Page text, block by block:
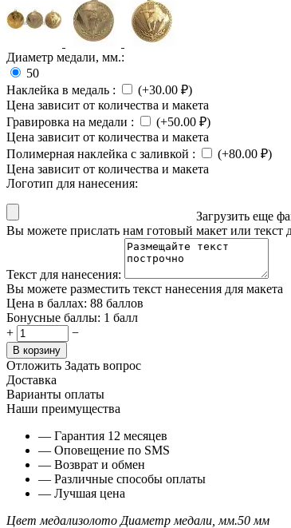
Диаметр медали, мм.:
50
Наклейка в медаль : (+30.00 ₽)
Цена зависит от количества и макета
Гравировка на медали : (+50.00 ₽)
Цена зависит от количества и макета
Полимерная наклейка с заливкой : (+80.00 ₽)
Цена зависит от количества и макета
Логотип для нанесения:
Загрузить еще
Вы можете прислать нам готовый макет или текст
Текст для нанесения:
Вы можете разместить текст нанесения для макета
Цена в баллах: 88 баллов
Бонусные баллы: 1 балл
+
−
В корзину
Отложить Задать вопрос
Доставка
Варианты оплаты
Наши преимущества
— Гарантия 12 месяцев
— Оповещение по SMS
— Возврат и обмен
— Различные способы оплаты
— Лучшая цена
Цвет медализолото Диаметр медали, мм.50 мм